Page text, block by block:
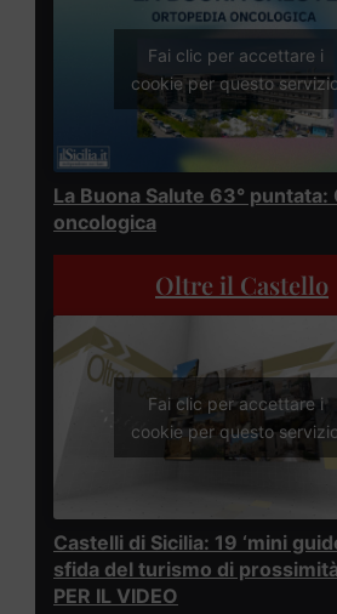
Fai clic per accettare i
cookie per questo
La Buona Salute 63° puntata:
oncologica
Oltre il Castello
Fai clic per accettare i
cookie per questo
Castelli di Sicilia: 19 ‘mini
sfida del turismo di
PER IL VIDEO